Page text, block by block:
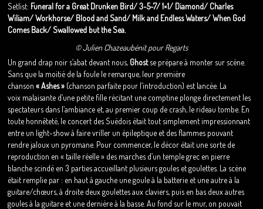
Setlist: Funeral for a Great Drunken Bird/ 3-5-7/ 1×1/ Diamond/ Charles
Wiliam/ Workhorse/ Blood and Sand/ Milk and Endless Waters/ When God
Comes Back/ Swallowed but the Sea.
© Julien Chazeaubénit pour Regarts
Un grand drap noir s’abat devant nous, Ghostse prépare à monter sur scène.
Sans que la moitié de la foule le remarque, leur première
chanson« Ashes » (chanson parfaite pour l’introduction) est lancée. La
voix malaisante d’une petite fille récitant une comptine plonge directement les
spectateurs dans l’ambiance et, au premier coup de crash, le rideau tombe. En
toute honnêteté, le concert des Suédois était tout simplement impressionnant
entre un light-show à faire vriller un épileptique et des flammes pouvant
rendre jaloux un pyromane. Pour commencer, le décor était une sorte de
reproduction en « taille réelle » des marches d’un temple grec en pierre
blanche scindé en 3 parties accueillant plusieurs goules et goulettes. La scène
était remplie par : en haut à gauche une goule à la batterie et une autre à la
guitare/chœurs, à droite deux goulettes aux claviers, puis en bas deux autres
goules à la guitare et une dernière à la basse. Au fond sur le mur, on pouvait